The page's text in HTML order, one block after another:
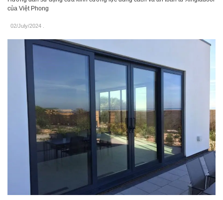
của Việt Phong
02/July/2024 .